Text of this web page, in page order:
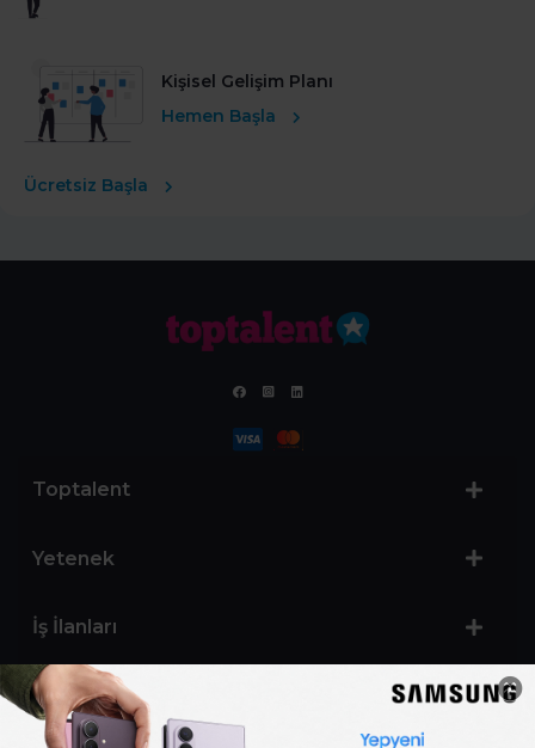
Kişisel Gelişim Planı
Hemen Başla
Ücretsiz Başla
Toptalent
Yetenek
İş İlanları
Sertifika Programları